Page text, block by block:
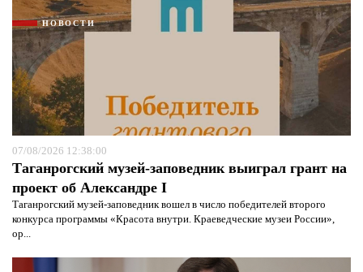
НОВОСТИ
07/08/2026 12:38:00
Таганрогский музей-заповедник выиграл грант на
проект об Александре I
Таганрогский музей-заповедник вошел в число победителей второго
конкурса программы «Красота внутри. Краеведческие музеи России»,
ор...